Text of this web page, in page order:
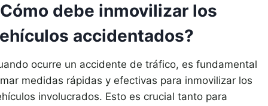
debe inmovilizar los
accidentados?
ocurre un accidente de tráfico, es fundamental
medidas rápidas y efectivas para inmovilizar los
involucrados. Esto es crucial tanto para